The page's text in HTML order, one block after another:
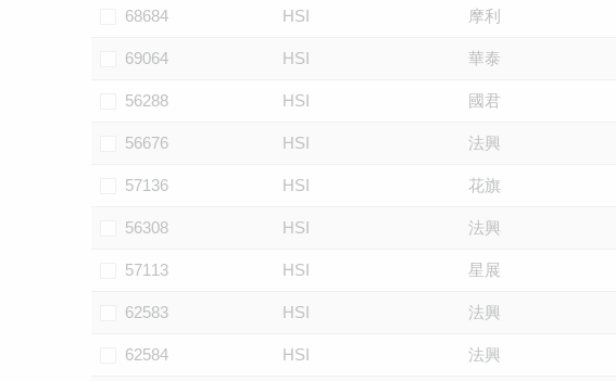
68684 HSI 摩利
69064 HSI 華泰
56288 HSI 國君
56676 HSI 法興
57136 HSI 花旗
56308 HSI 法興
57113 HSI 星展
62583 HSI 法興
62584 HSI 法興